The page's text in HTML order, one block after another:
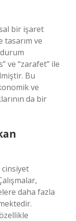
bir işaret
tasarım ve
ve “zarafet” ile
Bu
ve
da bir
cinsiyet
daha fazla